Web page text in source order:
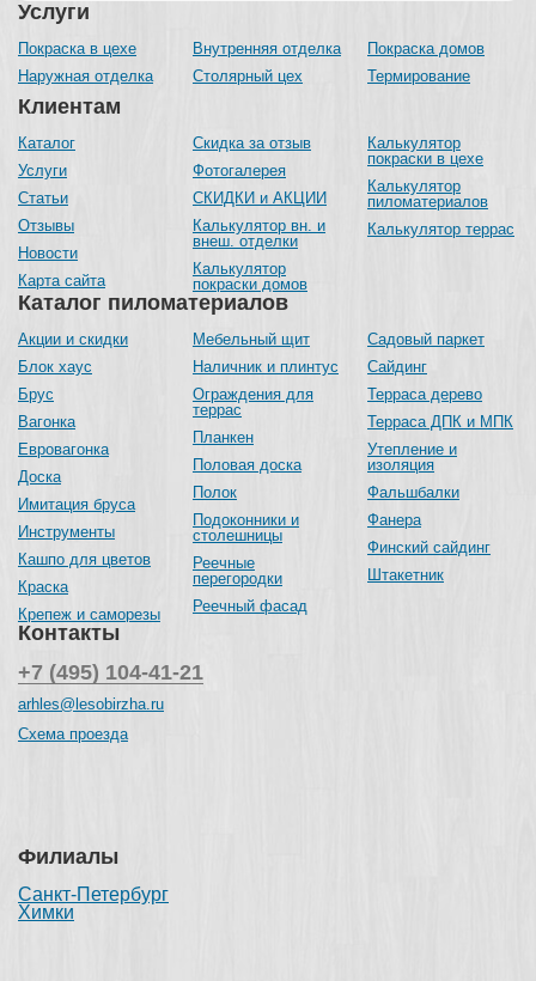
Каталог пиломатериалов
Акции и скидки
Блок хаус
Брус
Вагонка
Евровагонка
Доска
Имитация бруса
Инструменты
Кашпо для цветов
Краска
Крепеж и саморезы
Мебельный щит
Наличник и плинтус
Ограждения для
террас
Планкен
Половая доска
Полок
Подоконники и
столешницы
Реечные
перегородки
Реечный фасад
Садовый паркет
Сайдинг
Терраса дерево
Терраса ДПК и МПК
Утепление и
изоляция
Фальшбалки
Фанера
Финский сайдинг
Штакетник
Услуги
Покраска в цехе
Наружная отделка
Внутренняя отделка
Столярный цех
Покраска домов
Термирование
Клиентам
Каталог
Услуги
Статьи
Отзывы
Новости
Карта сайта
Скидка за отзыв
Фотогалерея
СКИДКИ и АКЦИИ
Калькулятор вн. и
внеш. отделки
Калькулятор
покраски домов
Калькулятор
покраски в цехе
Калькулятор
пиломатериалов
Калькулятор террас
Контакты
+7 (495) 104-41-21
arhles@lesobirzha.ru
Схема проезда
Филиалы
Санкт-Петербург
Химки